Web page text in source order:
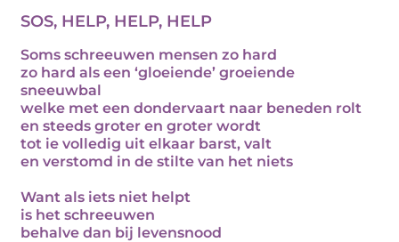
SOS, HELP, HELP, HELP
Soms schreeuwen mensen zo hard
zo hard als een ‘gloeiende’ groeiende
sneeuwbal
welke met een dondervaart naar beneden rolt
en steeds groter en groter wordt
tot ie volledig uit elkaar barst, valt
en verstomd in de stilte van het niets
Want als iets niet helpt
is het schreeuwen
behalve dan bij levensnood